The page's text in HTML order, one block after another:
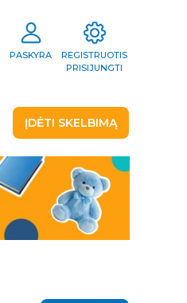
PASKYRA
REGISTRUOTIS
PRISIJUNGTI
ĮDĖTI SKELBIMĄ